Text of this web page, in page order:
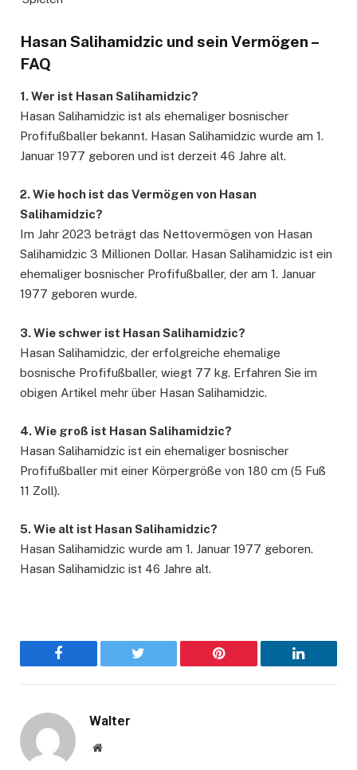
Hasan Salihamidzic und sein Vermögen –
FAQ
1. Wer ist Hasan Salihamidzic?
Hasan Salihamidzic ist als ehemaliger bosnischer
Profifußballer bekannt. Hasan Salihamidzic wurde am 1.
Januar 1977 geboren und ist derzeit 46 Jahre alt.
2. Wie hoch ist das Vermögen von Hasan
Salihamidzic?
Im Jahr 2023 beträgt das Nettovermögen von Hasan
Salihamidzic 3 Millionen Dollar. Hasan Salihamidzic ist ein
ehemaliger bosnischer Profifußballer, der am 1. Januar
1977 geboren wurde.
3. Wie schwer ist Hasan Salihamidzic?
Hasan Salihamidzic, der erfolgreiche ehemalige
bosnische Profifußballer, wiegt 77 kg. Erfahren Sie im
obigen Artikel mehr über Hasan Salihamidzic.
4. Wie groß ist Hasan Salihamidzic?
Hasan Salihamidzic ist ein ehemaliger bosnischer
Profifußballer mit einer Körpergröße von 180 cm (5 Fuß
11 Zoll).
5. Wie alt ist Hasan Salihamidzic?
Hasan Salihamidzic wurde am 1. Januar 1977 geboren.
Hasan Salihamidzic ist 46 Jahre alt.
Facebook Twitter Pinterest LinkedIn
Walter
Website